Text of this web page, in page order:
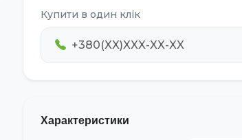
Купити в один клік
Характеристики